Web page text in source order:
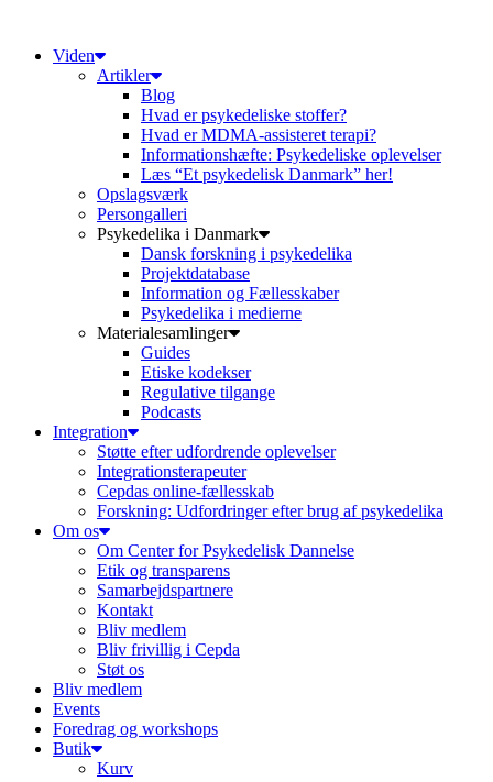
indholdViden
Artikler
Blog
Hvad er psykedeliske stoffer?
Hvad er MDMA-assisteret terapi?
Informationshæfte: Psykedeliske oplevelser
Læs “Et psykedelisk Danmark” her!
Opslagsværk
Persongalleri
Psykedelika i Danmark
Dansk forskning i psykedelika
Projektdatabase
Information og Fællesskaber
Psykedelika i medierne
Materialesamlinger
Guides
Etiske kodekser
Regulative tilgange
Podcasts
Integration
Støtte efter udfordrende oplevelser
Integrationsterapeuter
Cepdas online-fællesskab
Forskning: Udfordringer efter brug af psykedelika
Om os
Om Center for Psykedelisk Dannelse
Etik og transparens
Samarbejdspartnere
Kontakt
Bliv medlem
Bliv frivillig i Cepda
Støt os
Bliv medlem
Events
Foredrag og workshops
Butik
Kurv